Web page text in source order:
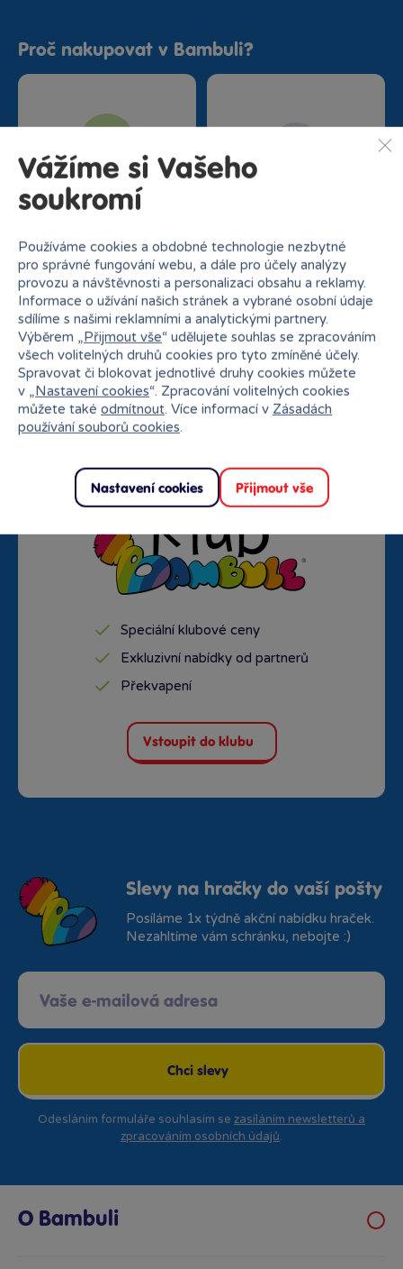
Proč nakupovat v Bambuli?
Nejširší sortiment na
trhu
Doprava zdarma od
1500 Kč
Rezervace na prodejně
zdarma
Speciální klubové ceny
Exkluzivní nabídky od partnerů
Překvapení
Vstoupit do klubu
Slevy na hračky do vaší pošty
Posíláme 1x týdně akční nabídku hraček.
Nezahltíme vám schránku, nebojte :)
Chci slevy
Odesláním formuláře souhlasím se zasíláním newsletterů a
zpracováním osobních údajů.
O Bambuli
Vážíme si Vašeho
soukromí
Používáme cookies a obdobné technologie nezbytné
pro správné fungování webu, a dále pro účely analýzy
provozu a návštěvnosti a personalizaci obsahu a reklamy.
Informace o užívání našich stránek a vybrané osobní údaje
sdílíme s našimi reklamními a analytickými partnery.
Výběrem „Přijmout vše“ udělujete souhlas se zpracováním
všech volitelných druhů cookies pro tyto zmíněné účely.
Spravovat či blokovat jednotlivé druhy cookies můžete
v „Nastavení cookies“. Zpracování volitelných cookies
můžete také odmítnout. Více informací v Zásadách
používání souborů cookies.
Nastavení cookies Přijmout vše